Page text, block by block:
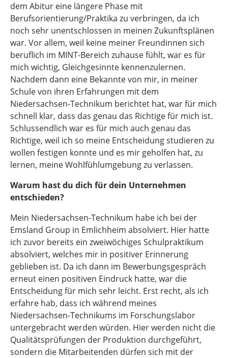
dem Abitur eine längere Phase mit
Berufsorientierung/Praktika zu verbringen, da ich
noch sehr unentschlossen in meinen Zukunftsplänen
war. Vor allem, weil keine meiner Freundinnen sich
beruflich im MINT-Bereich zuhause fühlt, war es für
mich wichtig, Gleichgesinnte kennenzulernen.
Nachdem dann eine Bekannte von mir, in meiner
Schule von ihren Erfahrungen mit dem
Niedersachsen-Technikum berichtet hat, war für mich
schnell klar, dass das genau das Richtige für mich ist.
Schlussendlich war es für mich auch genau das
Richtige, weil ich so meine Entscheidung studieren zu
wollen festigen konnte und es mir geholfen hat, zu
lernen, meine Wohlfühlumgebung zu verlassen.
Warum hast du dich für dein Unternehmen
entschieden?
Mein Niedersachsen-Technikum habe ich bei der
Emsland Group in Emlichheim absolviert. Hier hatte
ich zuvor bereits ein zweiwöchiges Schulpraktikum
absolviert, welches mir in positiver Erinnerung
geblieben ist. Da ich dann im Bewerbungsgespräch
erneut einen positiven Eindruck hatte, war die
Entscheidung für mich sehr leicht. Erst recht, als ich
erfahre hab, dass ich während meines
Niedersachsen-Technikums im Forschungslabor
untergebracht werden würden. Hier werden nicht die
Qualitätsprüfungen der Produktion durchgeführt,
sondern die Mitarbeitenden dürfen sich mit der